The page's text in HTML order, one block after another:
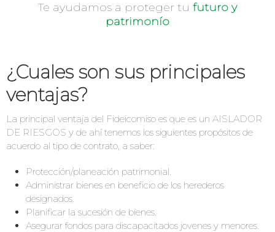
Te ayudamos a proteger tu futuro y
patrimonío
¿Cuales son sus principales
ventajas?
La principal ventaja del Fideicomiso es que es un AISLADOR
DE RIESGOS y de ahí tenemos los siguientes propósitos de
acuerdo al tipo de contrato, a saber:
Protección/planeación patrimonial.
Administrar bienes en beneficio de los herederos
designados.
Planificar la sucesión de bienes.
Asegurar fondos para discapacitados jovenes y menores.